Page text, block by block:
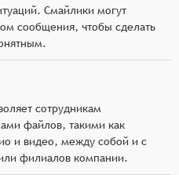
Смайлики могут
сообщения, чтобы сделать
сотрудникам
файлов, такими как
и видео, между собой и с
филиалов компании.